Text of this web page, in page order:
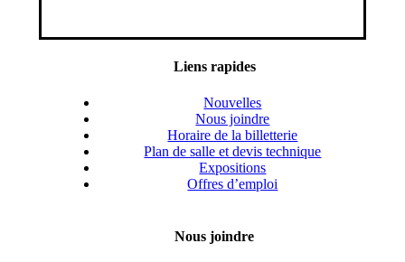
Liens rapides
Nouvelles
Nous joindre
Horaire de la billetterie
Plan de salle et devis technique
Expositions
Offres d’emploi
Nous joindre